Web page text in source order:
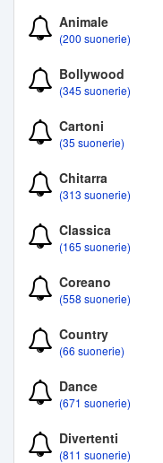
Animale
(200 suonerie)
Bollywood
(345 suonerie)
Cartoni
(35 suonerie)
Chitarra
(313 suonerie)
Classica
(165 suonerie)
Coreano
(558 suonerie)
Country
(66 suonerie)
Dance
(671 suonerie)
Divertenti
(811 suonerie)